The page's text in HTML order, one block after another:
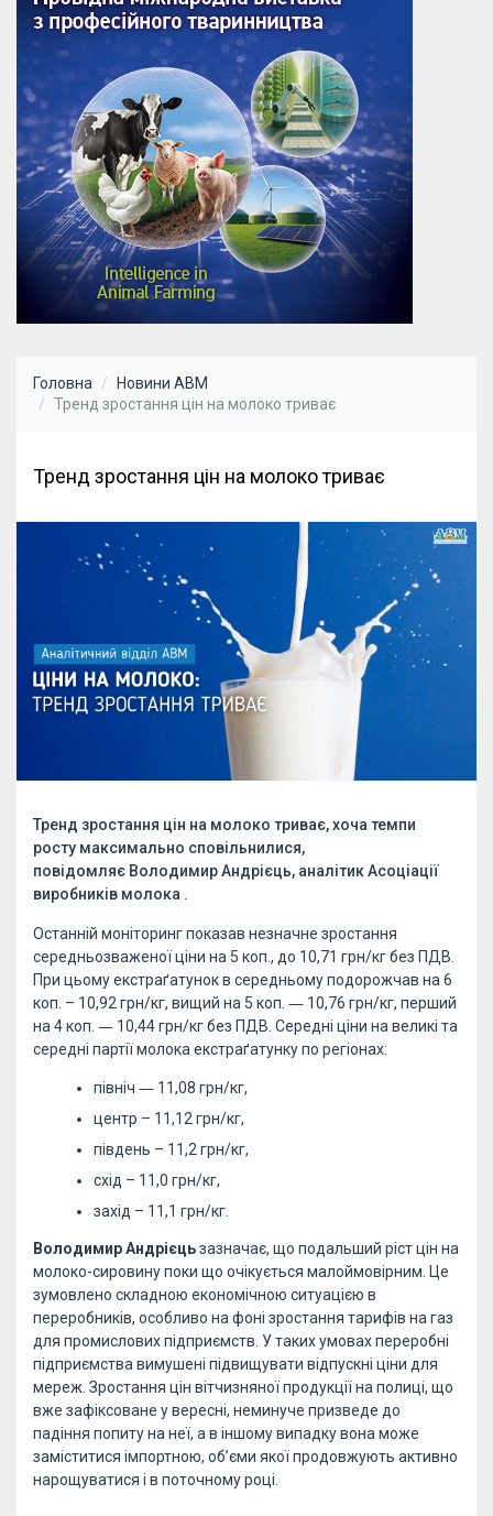
Головна
Новини АВМ
Тренд зростання цін на молоко триває
Тренд зростання цін на молоко триває
Тренд зростання цін на молоко триває, хоча темпи
росту максимально сповільнилися,
повідомляє Володимир Андрієць, аналітик Асоціації
виробників молока .
Останній моніторинг показав незначне зростання
середньозваженої ціни на 5 коп., до 10,71 грн/кг без ПДВ.
При цьому екстраґатунок в середньому подорожчав на 6
коп. – 10,92 грн/кг, вищий на 5 коп. ― 10,76 грн/кг, перший
на 4 коп. ― 10,44 грн/кг без ПДВ. Середні ціни на великі та
середні партії молока екстраґатунку по регіонах:
північ ― 11,08 грн/кг,
центр – 11,12 грн/кг,
південь – 11,2 грн/кг,
схід – 11,0 грн/кг,
захід – 11,1 грн/кг.
Володимир Андрієцьзазначає, що подальший ріст цін на
молоко-сировину поки що очікується малоймовірним. Це
зумовлено складною економічною ситуацією в
переробників, особливо на фоні зростання тарифів на газ
для промислових підприємств. У таких умовах переробні
підприємства вимушені підвищувати відпускні ціни для
мереж. Зростання цін вітчизняної продукції на полиці, що
вже зафіксоване у вересні, неминуче призведе до
падіння попиту на неї, а в іншому випадку вона може
заміститися імпортною, об’єми якої продовжують активно
нарощуватися і в поточному році.